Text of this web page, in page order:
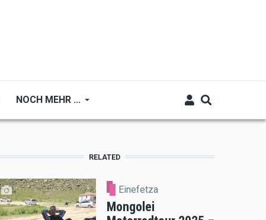
NOCH MEHR ...
RELATED
Einefetza
Mongolei